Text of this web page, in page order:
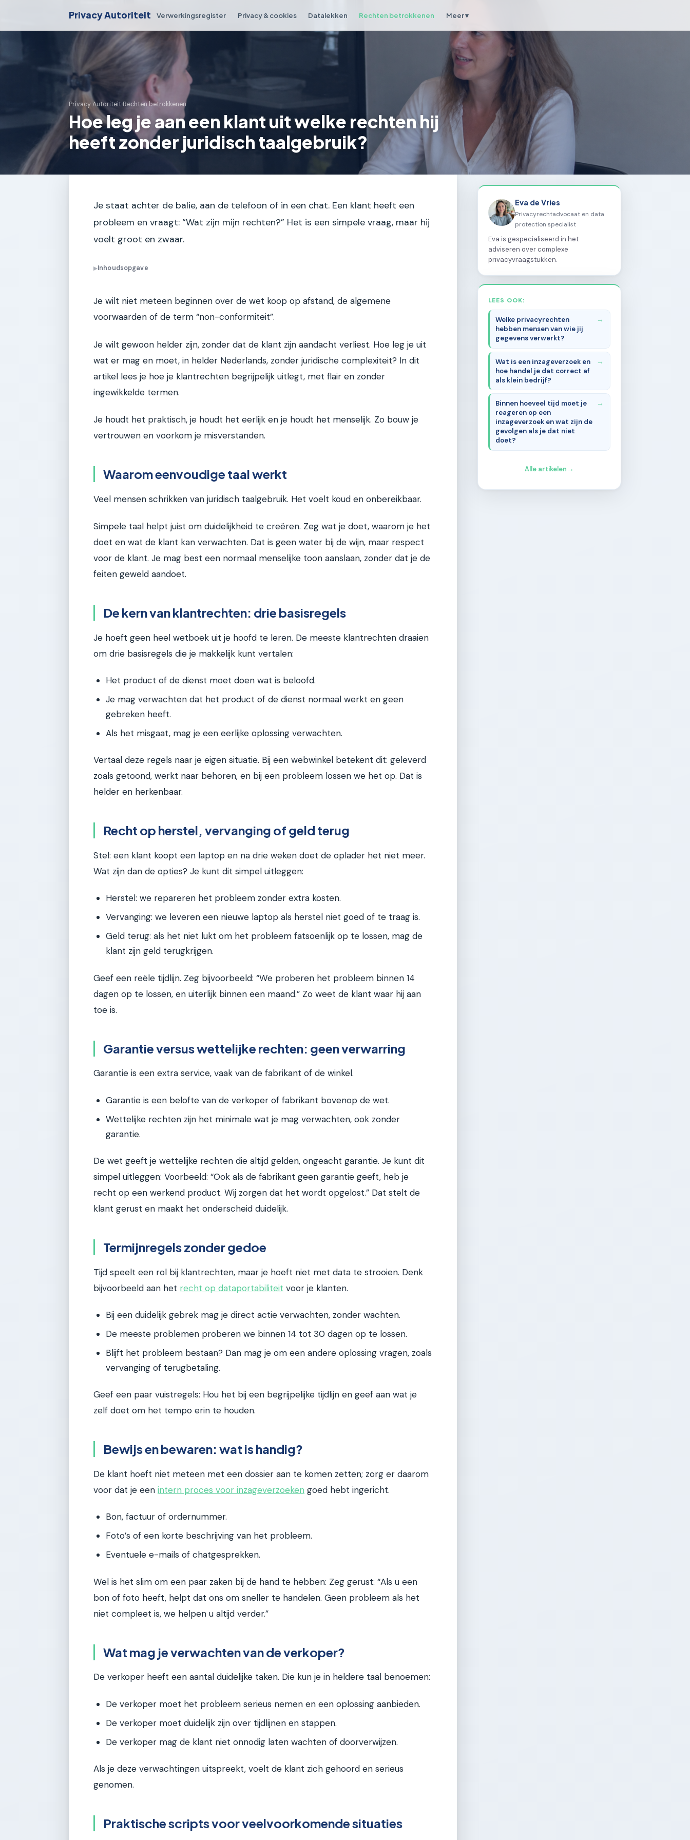
Privacy Autoriteit Verwerkingsregister Privacy & cookies Datalekken Rechten betrokkenen Meer ▾
Privacy Autoriteit›Rechten betrokkenen
Hoe leg je aan een klant uit welke rechten hij
heeft zonder juridisch taalgebruik?
Je staat achter de balie, aan de telefoon of in een chat. Een klant heeft een
probleem en vraagt: “Wat zijn mijn rechten?” Het is een simpele vraag, maar hij
voelt groot en zwaar.
▶Inhoudsopgave
Je wilt niet meteen beginnen over de wet koop op afstand, de algemene
voorwaarden of de term “non-conformiteit”.
Je wilt gewoon helder zijn, zonder dat de klant zijn aandacht verliest. Hoe leg je uit
wat er mag en moet, in helder Nederlands, zonder juridische complexiteit? In dit
artikel lees je hoe je klantrechten begrijpelijk uitlegt, met flair en zonder
ingewikkelde termen.
Je houdt het praktisch, je houdt het eerlijk en je houdt het menselijk. Zo bouw je
vertrouwen en voorkom je misverstanden.
Waarom eenvoudige taal werkt
Veel mensen schrikken van juridisch taalgebruik. Het voelt koud en onbereikbaar.
Simpele taal helpt juist om duidelijkheid te creëren. Zeg wat je doet, waarom je het
doet en wat de klant kan verwachten. Dat is geen water bij de wijn, maar respect
voor de klant. Je mag best een normaal menselijke toon aanslaan, zonder dat je de
feiten geweld aandoet.
De kern van klantrechten: drie basisregels
Je hoeft geen heel wetboek uit je hoofd te leren. De meeste klantrechten draaien
om drie basisregels die je makkelijk kunt vertalen:
Het product of de dienst moet doen wat is beloofd.
Je mag verwachten dat het product of de dienst normaal werkt en geen
gebreken heeft.
Als het misgaat, mag je een eerlijke oplossing verwachten.
Vertaal deze regels naar je eigen situatie. Bij een webwinkel betekent dit: geleverd
zoals getoond, werkt naar behoren, en bij een probleem lossen we het op. Dat is
helder en herkenbaar.
Recht op herstel, vervanging of geld terug
Stel: een klant koopt een laptop en na drie weken doet de oplader het niet meer.
Wat zijn dan de opties? Je kunt dit simpel uitleggen:
Herstel: we repareren het probleem zonder extra kosten.
Vervanging: we leveren een nieuwe laptop als herstel niet goed of te traag is.
Geld terug: als het niet lukt om het probleem fatsoenlijk op te lossen, mag de
klant zijn geld terugkrijgen.
Geef een reële tijdlijn. Zeg bijvoorbeeld: “We proberen het probleem binnen 14
dagen op te lossen, en uiterlijk binnen een maand.” Zo weet de klant waar hij aan
toe is.
Garantie versus wettelijke rechten: geen verwarring
Garantie is een extra service, vaak van de fabrikant of de winkel.
Garantie is een belofte van de verkoper of fabrikant bovenop de wet.
Wettelijke rechten zijn het minimale wat je mag verwachten, ook zonder
garantie.
De wet geeft je wettelijke rechten die altijd gelden, ongeacht garantie. Je kunt dit
simpel uitleggen: Voorbeeld: “Ook als de fabrikant geen garantie geeft, heb je
recht op een werkend product. Wij zorgen dat het wordt opgelost.” Dat stelt de
klant gerust en maakt het onderscheid duidelijk.
Termijnregels zonder gedoe
Tijd speelt een rol bij klantrechten, maar je hoeft niet met data te strooien. Denk
bijvoorbeeld aan het recht op dataportabiliteit voor je klanten.
Bij een duidelijk gebrek mag je direct actie verwachten, zonder wachten.
De meeste problemen proberen we binnen 14 tot 30 dagen op te lossen.
Blijft het probleem bestaan? Dan mag je om een andere oplossing vragen, zoals
vervanging of terugbetaling.
Geef een paar vuistregels: Hou het bij een begrijpelijke tijdlijn en geef aan wat je
zelf doet om het tempo erin te houden.
Bewijs en bewaren: wat is handig?
De klant hoeft niet meteen met een dossier aan te komen zetten; zorg er daarom
voor dat je een intern proces voor inzageverzoeken goed hebt ingericht.
Bon, factuur of ordernummer.
Foto’s of een korte beschrijving van het probleem.
Eventuele e-mails of chatgesprekken.
Wel is het slim om een paar zaken bij de hand te hebben: Zeg gerust: “Als u een
bon of foto heeft, helpt dat ons om sneller te handelen. Geen probleem als het
niet compleet is, we helpen u altijd verder.”
Wat mag je verwachten van de verkoper?
De verkoper heeft een aantal duidelijke taken. Die kun je in heldere taal benoemen:
De verkoper moet het probleem serieus nemen en een oplossing aanbieden.
De verkoper moet duidelijk zijn over tijdlijnen en stappen.
De verkoper mag de klant niet onnodig laten wachten of doorverwijzen.
Als je deze verwachtingen uitspreekt, voelt de klant zich gehoord en serieus
genomen.
Praktische scripts voor veelvoorkomende situaties
Eva de Vries
Privacyrechtadvocaat en data
protection specialist
Eva is gespecialiseerd in het
adviseren over complexe
privacyvraagstukken.
LEES OOK:
Welke privacyrechten
hebben mensen van wie jij
gegevens verwerkt?
Wat is een inzageverzoek en
hoe handel je dat correct af
als klein bedrijf?
Binnen hoeveel tijd moet je
reageren op een
inzageverzoek en wat zijn de
gevolgen als je dat niet
doet?
Alle artikelen